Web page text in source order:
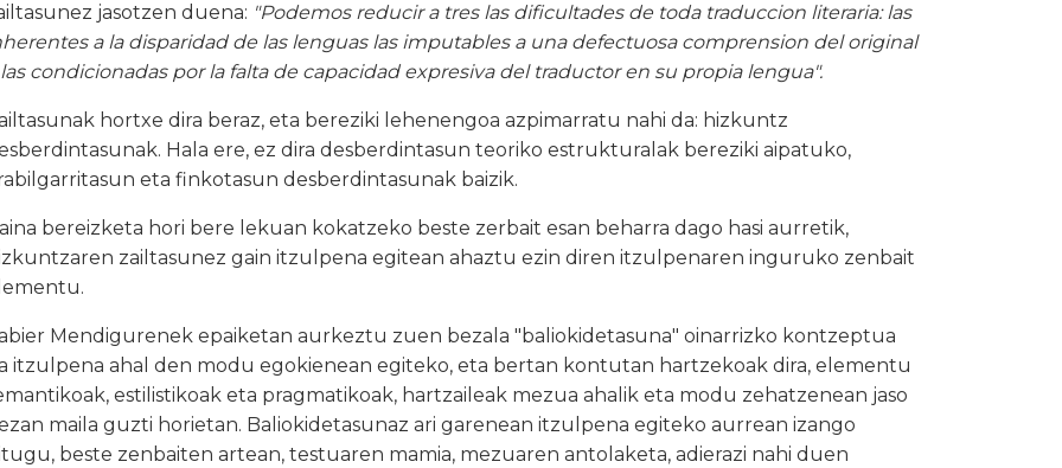
jasotzen duena: "Podemos reducir a tres las dificultades de toda traduccion literaria: las
a la disparidad de las lenguas las imputables a una defectuosa comprension del original
condicionadas por la falta de capacidad expresiva del traductor en su propia lengua".
hortxe dira beraz, eta bereziki lehenengoa azpimarratu nahi da: hizkuntz
Hala ere, ez dira desberdintasun teoriko estrukturalak bereziki aipatuko,
eta finkotasun desberdintasunak baizik.
bereizketa hori bere lekuan kokatzeko beste zerbait esan beharra dago hasi aurretik,
zailtasunez gain itzulpena egitean ahaztu ezin diren itzulpenaren inguruko zenbait
Mendigurenek epaiketan aurkeztu zuen bezala "baliokidetasuna" oinarrizko kontzeptua
itzulpena ahal den modu egokienean egiteko, eta bertan kontutan hartzekoak dira, elementu
estilistikoak eta pragmatikoak, hartzaileak mezua ahalik eta modu zehatzenean jaso
maila guzti horietan. Baliokidetasunaz ari garenean itzulpena egiteko aurrean izango
beste zenbaiten artean, testuaren mamia, mezuaren antolaketa, adierazi nahi duen